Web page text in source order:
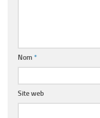
Nom *
Site web